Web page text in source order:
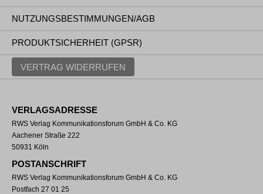
NUTZUNGSBESTIMMUNGEN/AGB
PRODUKTSICHERHEIT (GPSR)
VERTRAG WIDERRUFEN
VERLAGSADRESSE
RWS Verlag Kommunikationsforum GmbH & Co. KG
Aachener Straße 222
50931 Köln
POSTANSCHRIFT
RWS Verlag Kommunikationsforum GmbH & Co. KG
Postfach 27 01 25